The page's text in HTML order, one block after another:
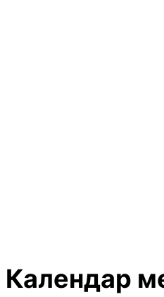
Календар